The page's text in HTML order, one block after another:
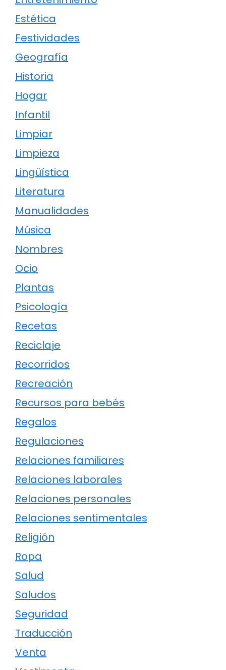
Estética
Festividades
Geografía
Historia
Hogar
Infantil
Limpiar
Limpieza
Lingüística
Literatura
Manualidades
Música
Nombres
Ocio
Plantas
Psicología
Recetas
Reciclaje
Recorridos
Recreación
Recursos para bebés
Regalos
Regulaciones
Relaciones familiares
Relaciones laborales
Relaciones personales
Relaciones sentimentales
Religión
Ropa
Salud
Saludos
Seguridad
Traducción
Venta